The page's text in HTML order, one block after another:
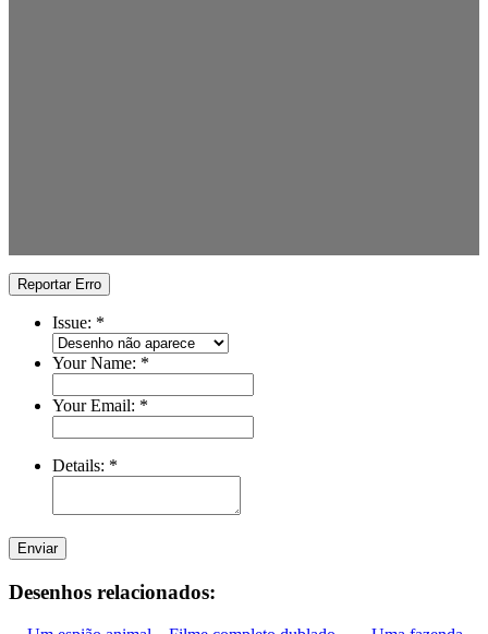
Reportar Erro
Issue: *
Your Name: *
Your Email: *
Details: *
Enviar
Desenhos relacionados: